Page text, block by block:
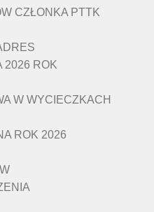
CZŁONKA PTTK
2026 ROK
W WYCIECZKACH
ROK 2026